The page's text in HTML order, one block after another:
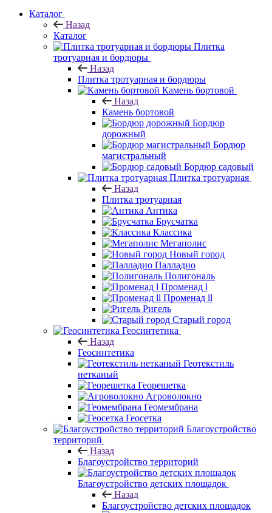
Каталог
Назад
Каталог
Плитка
тротуарная и бордюры
Назад
Плитка тротуарная и бордюры
Камень бортовой
Назад
Камень бортовой
Бордюр
дорожный
Бордюр
магистральный
Бордюр садовый
Плитка тротуарная
Назад
Плитка тротуарная
Антика
Брусчатка
Классика
Мегаполис
Новый город
Палладио
Полигональ
Променад l
Променад ll
Ригель
Старый город
Геосинтетика
Назад
Геосинтетика
Геотекстиль
нетканый
Георешетка
Агроволокно
Геомембрана
Геосетка
Благоустройство
территорий
Назад
Благоустройство территорий
Благоустройство детских площадок
Назад
Благоустройство детских площадок